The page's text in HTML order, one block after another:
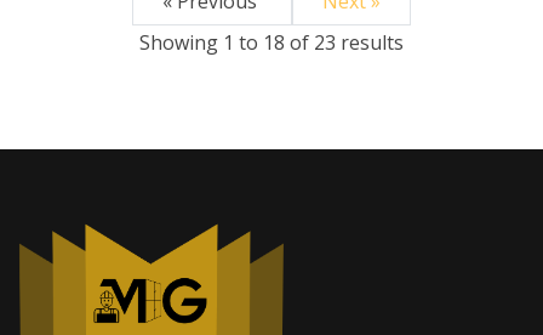
Showing 1 to 18 of 23 results